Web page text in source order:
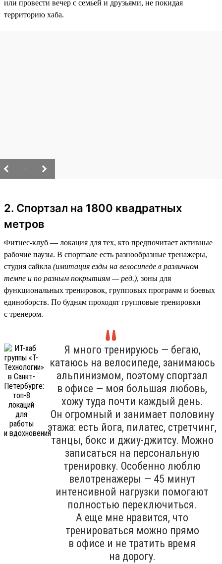
или провести вечер с семьей и друзьями, не покидая
территорию хаба.
2. Спортзал на 1800 квадратных
метров
Фитнес-клуб — локация для тех, кто предпочитает активные
рабочие паузы. В спортзале есть разнообразные тренажеры,
студия сайкла (имитация езды на велосипеде в различном
темпе и по разным покрытиям — ред.), зоны для
функциональных тренировок, групповых программ и боевых
единоборств. По будням проходят групповые тренировки
с тренером.
Я много тренируюсь — бегаю,
катаюсь на велосипеде, занимаюсь
альпинизмом, поэтому спортзал
в офисе — моя большая любовь,
хожу туда почти каждый день.
Он огромный и занимает половину
этажа: есть йога, пилатес, стретчинг,
танцы, бокс и джиу-джитсу. Можно
записаться на персональную
тренировку. Особенно люблю
велотренажеры — 45 минут
интенсивной нагрузки помогают
полностью переключиться.
А еще мне нравится, что
тренироваться можно прямо
в офисе и не тратить время
на дорогу.